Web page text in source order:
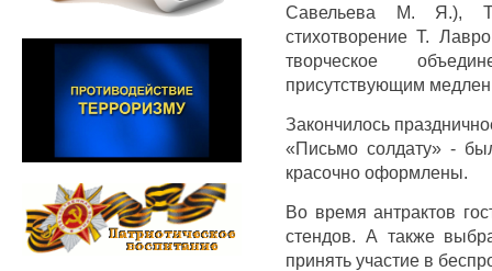
Савельева М. Я.),
стихотворение Т.
творческое
присутствующим
Закончилось
«Письмо солдату» -
красочно оформлены.
Во время антрактов
стендов. А также
принять участие в